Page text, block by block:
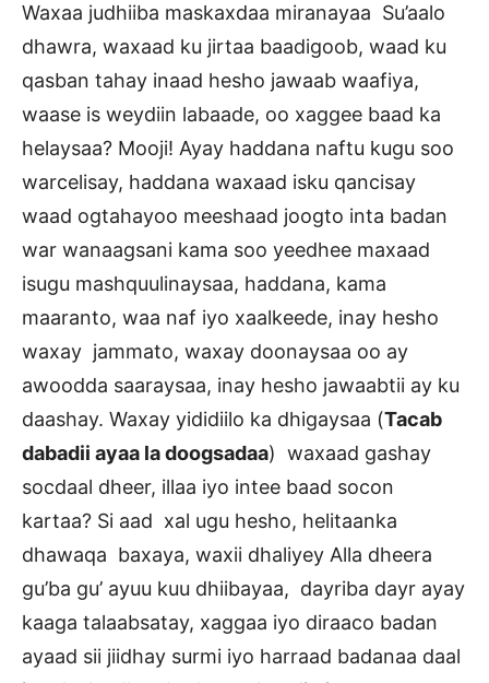
Waxaa judhiiba maskaxdaa miranayaa Su’aalo
dhawra, waxaad ku jirtaa baadigoob, waad ku
qasban tahay inaad hesho jawaab waafiya,
waase is weydiin labaade, oo xaggee baad ka
helaysaa? Mooji! Ayay haddana naftu kugu soo
warcelisay, haddana waxaad isku qancisay
waad ogtahayoo meeshaad joogto inta badan
war wanaagsani kama soo yeedhee maxaad
isugu mashquulinaysaa, haddana, kama
maaranto, waa naf iyo xaalkeede, inay hesho
waxay jammato, waxay doonaysaa oo ay
awoodda saaraysaa, inay hesho jawaabtii ay ku
daashay. Waxay yididiilo ka dhigaysaa (Tacab
dabadii ayaa la doogsadaa) waxaad gashay
socdaal dheer, illaa iyo intee baad socon
kartaa? Si aad xal ugu hesho, helitaanka
dhawaqa baxaya, waxii dhaliyey Alla dheera
gu’ba gu’ ayuu kuu dhiibayaa, dayriba dayr ayay
kaaga talaabsatay, xaggaa iyo diraaco badan
ayaad sii jiidhay surmi iyo harraad badanaa daal